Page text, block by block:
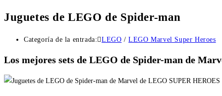
Juguetes de LEGO de Spider-man
Categoría de la entrada: LEGO / LEGO Marvel Super Heroes
Los mejores sets de LEGO de Spider-man de